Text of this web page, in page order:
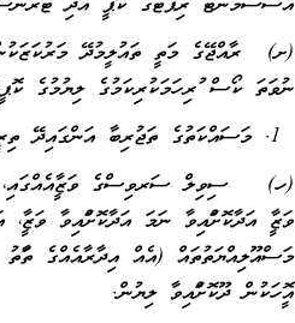
(ށ) ރާއްޖޭގެ މަތީ ތައުލީމުދޭ
ނުވަތަ ކޯސް ފުރިހަމަކުރިކަމުގެ ލިޔުމުގެ
މަސައްކަތުގެ ތަޖުރިބާ އަންގައިދޭ
(ހ) ސިވިލް ސަރވިސްގެ ވަޒީފާއެއްގައި،
ވަޒީފާ އަދާކޮށްފައިވާ ނަމަ އަދާކޮށްފައިވާ
މަސްއޫލިއްޔަތުތައް (އެއް އިދާރާއެއްގެ
އޮފީހަކުން ދޫކޮށްފައިވާ ލިޔުން.